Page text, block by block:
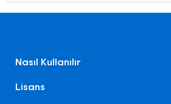
Nasıl Kullanılır
Lisans